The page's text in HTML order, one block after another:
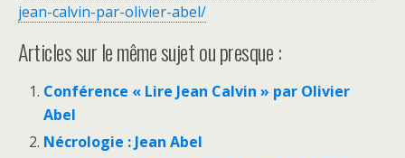
jean-calvin-par-olivier-abel/
Articles sur le même sujet ou presque :
Conférence « Lire Jean Calvin » par Olivier
Abel
Nécrologie : Jean Abel